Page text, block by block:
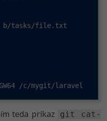
tasks/file.txt
/c/mygit/laravel
teda príkaz
git cat-